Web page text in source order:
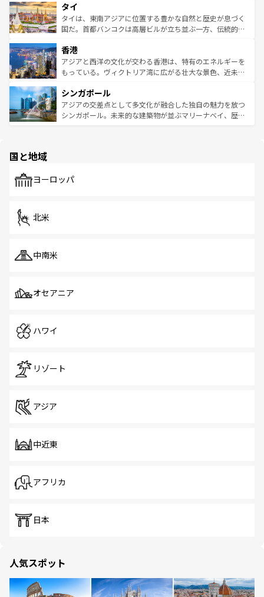
リティに包まれながら、韓国の多彩な魅力を心ゆくまで味
わってみてほしい。 なお、新着の韓国情報はコンテンツ一
覧を参照してほしい。
急速な発展と共に伝統が息づく。ハノイの古い町並みやホ
ーチミン市のフランス統治時代の建物も、独特の雰囲気を
醸し出している。また、バラエティの豊かさとおいしさで
とつ。フォーやバインミー、ベトナムコーヒーなどは、ぜ
ひ現地で味わいたい。どの地域を訪れてもあたたかい人々
が旅行者を迎えてくれるので、きっと忘れられない旅にな
参照してほしい。
タイ
タイは、東南アジアに位置する豊かな自然と歴史が息づく
国だ。首都バンコクは高層ビルが立ち並ぶ一方、伝統的な
の活気が交差している。北部ではチェンマイなどの山岳地
帯で自然と触れ合い、南部ではプーケットやクラビの美し
いビーチでリゾート気分を楽しむことができる。タイ料理
激する。気候は一年中温暖で、どの季節にも異なる楽しみ
が待っている。親しみやすいタイの人々、仏教を中心とし
た文化、そして多様な観光資源が、訪れる旅人を魅了し続
香港
アジアと西洋の文化が交わる香港は、特有のエネルギーを
もっている。ヴィクトリア湾に広がる壮大な景色、近未来
み、どこを訪れても感動するはず。観光スポットが密集し
ており、効率よく見どころを回れるのも魅力。息をのむよ
うな絶景から文化的な体験まで、香港を存分に楽しみ尽く
シンガポール
アジアの交差点として多文化が融合した独自の魅力を放つ
シンガポール。未来的な建築物が並ぶマリーナベイ、歴史
で、ホーカーズは地元の風情を楽しめる外せないスポット
国と地域
ヨーロッパ
北米
中南米
オセアニア
ハワイ
リゾート
アジア
中近東
アフリカ
日本
人気スポット